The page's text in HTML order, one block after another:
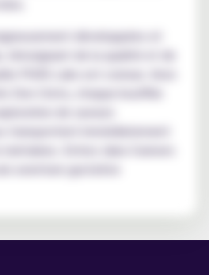
développées et
témoignant de la qualité et de
Don Cristo, chaque bouffée
de saveurs
transportent immédiatement
aventure gustative